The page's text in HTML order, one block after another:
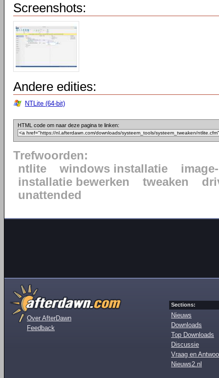
Screenshots:
Andere edities:
NTLite (64-bit)
HTML code om naar deze pagina te linken:
Trefwoorden:
ntlite
windows installatie
installatie bewerken
tweaken
unattended
Over AfterDawn
Feedback
Sections:
Nieuws
Downloads
Top Downloads
Discussie
Vraag en
Nieuws2.nl